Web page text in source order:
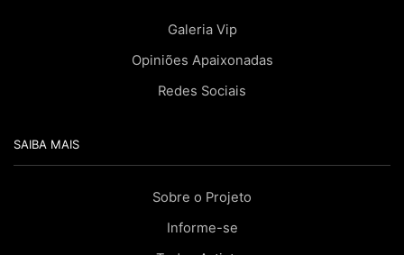
Galeria Vip
Opiniões Apaixonadas
Redes Sociais
SAIBA MAIS
Sobre o Projeto
Informe-se